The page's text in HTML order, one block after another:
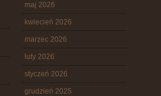
maj 2026
kwiecień 2026
marzec 2026
luty 2026
styczeń 2026
grudzień 2025